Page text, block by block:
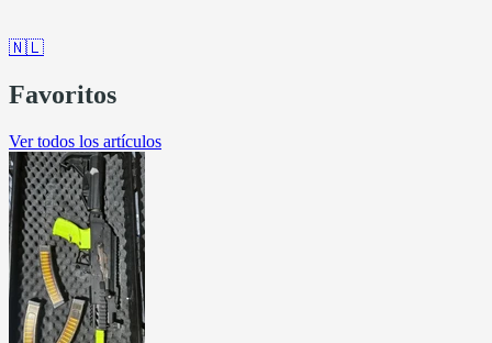
🇳🇱
Favoritos
Ver todos los artículos